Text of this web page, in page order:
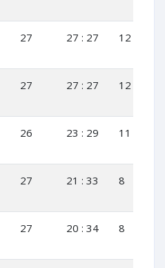
27 27 : 27 12
27 27 : 27 12
26 23 : 29 11
27 21 : 33 8
27 20 : 34 8